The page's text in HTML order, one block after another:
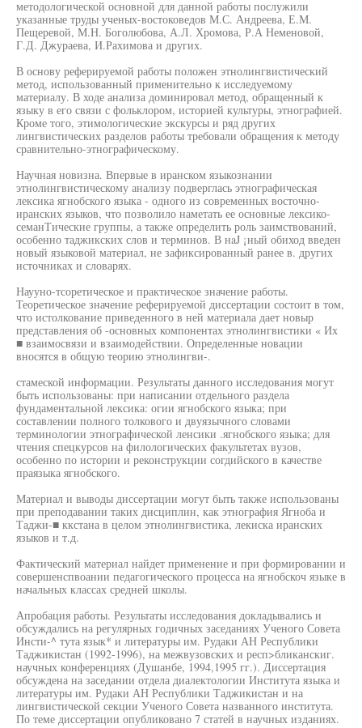
методологической основной для данной работы послужили
указанные труды ученых-востоковедов М.С. Андреева, Е.М.
Пещеревой, М.Н. Боголюбова, А.Л. Хромова, Р.А Неменовой,
Г.Д. Джураева, И.Рахимова и других.
В основу реферируемой работы положен этнолингвистический
метод, использованный применительно к исследуемому
материалу. В ходе анализа доминировал метод, обращенный к
языку в его связи с фольклором, историей культуры, этнографией.
Кроме того, этимологические экскурсы и ряд других
лингвистических разделов работы требовали обращения к методу
сравнительно-этнографическому.
Научная новизна. Впервые в иранском языкознании
этнолингвистическому анализу подверглась этнографическая
лексика ягнобского языка - одного из современных восточно-
иранских языков, что позволило наметать ее основные лексико-
семанТические группы, а также определить роль заимствований,
особенно таджикских слов и терминов. В нaJ ¡ный обиход введен
новый языковой материал, не зафиксированный ранее в. других
источниках и словарях.
Наууно-тсоретическое и практическое значение работы.
Теоретическое значение реферируемой диссертации состоит в том,
что истолкование приведенного в ней материала дает новыр
представления об -основных компонентах этнолингвистики « Их
■ взаимосвязи и взаимодействии. Определенные новации
вносятся в общую теорию этнолингви-.
стамеской информации. Результаты данного исследования могут
быть использованы: при написании отдельного раздела
фундаментальной лексика: огии ягнобского языка; при
составлении полного толкового и двуязычного словами
терминологии этнографической ленсики .ягнобского языка; для
чтения спецкурсов на филологических факультетах вузов,
особенно по истории и реконструкции согдийского в качестве
праязыка ягнобского.
Материал и выводы диссертации могут быть также использованы
при преподавании таких дисциплин, как этнография Ягноба и
Таджи-■ ккстана в целом этнолингвистика, лекиска иранских
языков и т.д.
Фактический материал найдет применение и при формировании и
совершенспвоании педагогического процесса на ягнобскоч языке в
начальных классах средней школы.
Апробация работы. Результаты исследования докладывались и
обсуждались на регулярных годичных заседаниях Ученого Совета
Инсти-^ тута язык* и литературы им. Рудаки АН Республики
Таджикистан (1992-1996), на межвузовских и респ>бликанскиг.
научных конференциях (Душанбе, 1994,1995 гг.). Диссертация
обсуждена на заседании отдела диалектологии Института языка и
литературы им. Рудаки АН Республики Таджикистан и на
лингвистической секции Ученого Совета названного института.
По теме диссертации опубликовано 7 статей в научных изданиях.